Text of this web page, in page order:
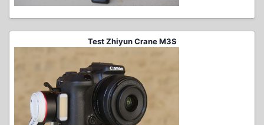
Test Zhiyun Crane M3S